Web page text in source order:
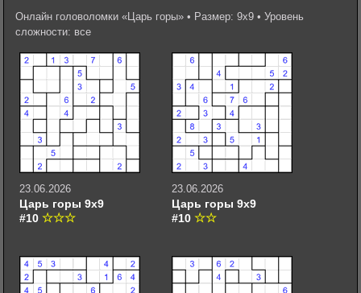
Онлайн головоломки «Царь горы» • Размер: 9х9 • Уровень
сложности: все
23.06.2026
Царь горы 9х9
#10
23.06.2026
Царь горы 9х9
#10